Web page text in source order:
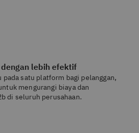
lebih efektif
satu platform bagi pelanggan,
mengurangi biaya dan
di seluruh perusahaan.